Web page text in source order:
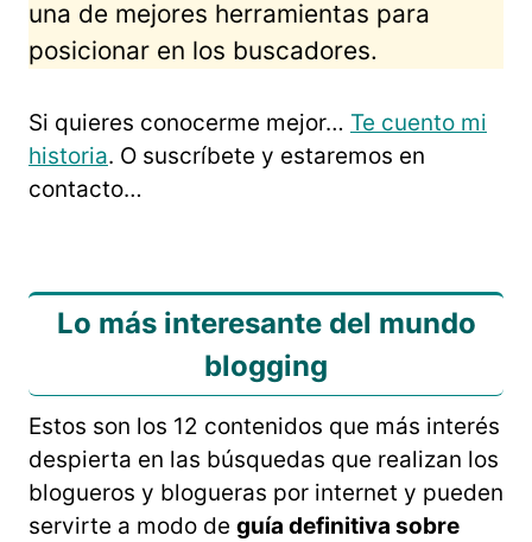
una de mejores herramientas para
posicionar en los buscadores.
Si quieres conocerme mejor… Te cuento mi
historia. O suscríbete y estaremos en
contacto…
Lo más interesante del mundo
blogging
Estos son los 12 contenidos que más interés
despierta en las búsquedas que realizan los
blogueros y blogueras por internet y pueden
servirte a modo de guía definitiva sobre